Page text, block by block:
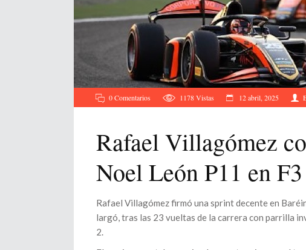
0 Comentarios 1178Vistas 12 abril, 2025
Rafael Villagómez
Noel León P11 en F3
Rafael Villagómez firmó una sprint decente en
largó, tras las 23 vueltas de la carrera con parrilla
2.